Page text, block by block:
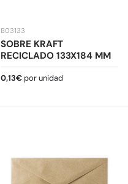
B03133
SOBRE KRAFT
RECICLADO 133X184 MM
Precio normal
0,13€ por unidad